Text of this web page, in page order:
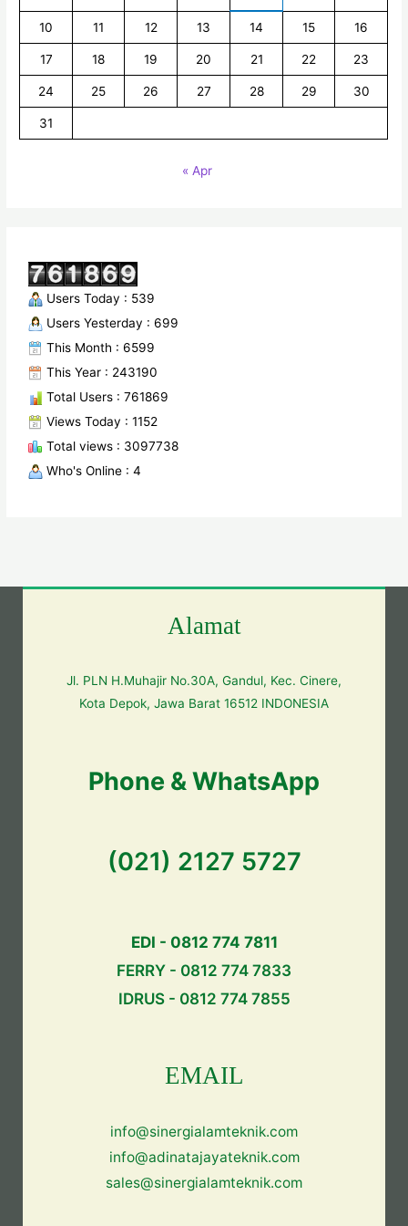
10 11 12 13 14 15 16
17 18 19 20 21 22 23
24 25 26 27 28 29 30
31
« Apr
Users Today : 539
Users Yesterday : 699
This Month : 6599
This Year : 243190
Total Users : 761869
Views Today : 1152
Total views : 3097738
Who's Online : 4
Alamat
Jl. PLN H.Muhajir No.30A, Gandul, Kec. Cinere,
Kota Depok, Jawa Barat 16512 INDONESIA
Phone & WhatsApp
(021) 2127 5727
EDI - 0812 774 7811
FERRY - 0812 774 7833
IDRUS - 0812 774 7855
EMAIL
info@sinergialamteknik.com
info@adinatajayateknik.com
sales@sinergialamteknik.com